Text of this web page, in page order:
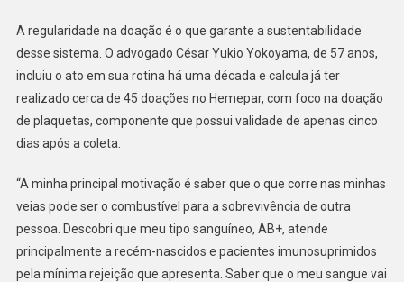
A regularidade na doação é o que garante a sustentabilidade
desse sistema. O advogado César Yukio Yokoyama, de 57 anos,
incluiu o ato em sua rotina há uma década e calcula já ter
realizado cerca de 45 doações no Hemepar, com foco na doação
de plaquetas, componente que possui validade de apenas cinco
dias após a coleta.
“A minha principal motivação é saber que o que corre nas minhas
veias pode ser o combustível para a sobrevivência de outra
pessoa. Descobri que meu tipo sanguíneo, AB+, atende
principalmente a recém-nascidos e pacientes imunosuprimidos
pela mínima rejeição que apresenta. Saber que o meu sangue vai